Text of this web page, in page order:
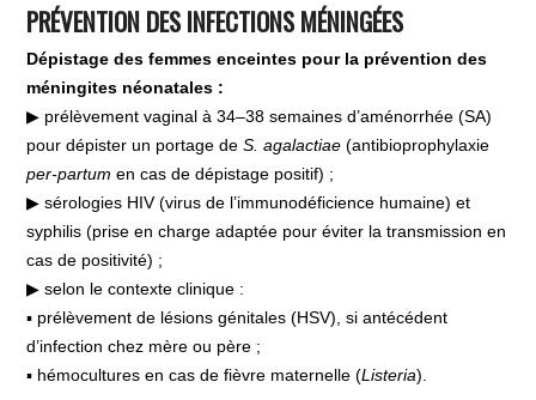
PRÉVENTION DES INFECTIONS MÉNINGÉES
Dépistage des femmes enceintes pour la prévention des
méningites néonatales :
▶ prélèvement vaginal à 34–38 semaines d’aménorrhée (SA)
pour dépister un portage deS. agalactiae(antibioprophylaxie
per-partumen cas de dépistage positif) ;
▶ sérologies HIV (virus de l’immunodéficience humaine) et
syphilis (prise en charge adaptée pour éviter la transmission en
cas de positivité) ;
▶ selon le contexte clinique :
▪ prélèvement de lésions génitales (HSV), si antécédent
d’infection chez mère ou père ;
▪ hémocultures en cas de fièvre maternelle (Listeria).